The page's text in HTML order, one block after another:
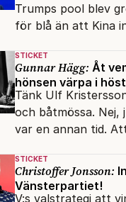
Trumps pool blev
för blå än att Kina
omskolningsläger?
STICKET
Gunnar Hägg: Åt
hönsen värpa i
Tänk Ulf
och båtmössa. Nej,
var en annan tid.
otänkbart.
STICKET
Christoffer Jonsson:
Vänsterpartiet!
V:s valstrategi att